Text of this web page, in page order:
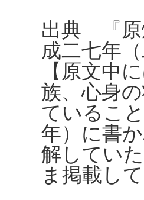
出典 『
成二七年
【原文中
族、心身
ているこ
年）に書
解してい
ま掲載し